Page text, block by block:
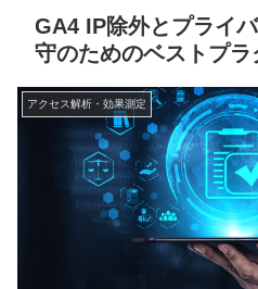
GA4 IP除外とプライ
守のためのベストプラ
アクセス解析・効果測定